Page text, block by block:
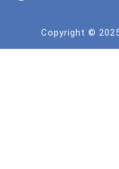
Copyright ©